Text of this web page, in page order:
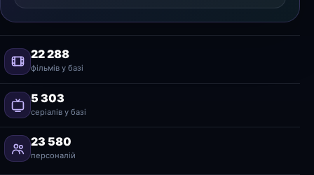
22 288
фільмів у базі
5 303
серіалів у базі
23 580
персоналій